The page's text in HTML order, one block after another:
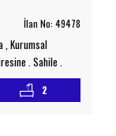
İlan No: 49478
, Kurumsal
, Sahile ,
Olan Dairemiz
Full Deniz
2